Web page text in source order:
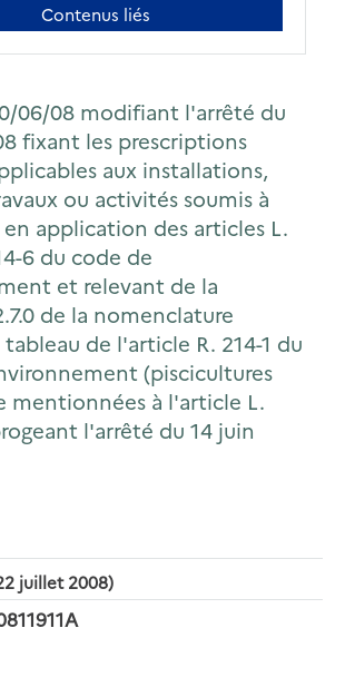
Contenus liés
06/08 modifiant l'arrêté du
fixant les prescriptions
aux installations,
ou activités soumis à
application des articles L.
6 du code de
et relevant de la
de la nomenclature
de l'article R. 214-1 du
(piscicultures
mentionnées à l'article L.
l'arrêté du 14 juin
juillet 2008)